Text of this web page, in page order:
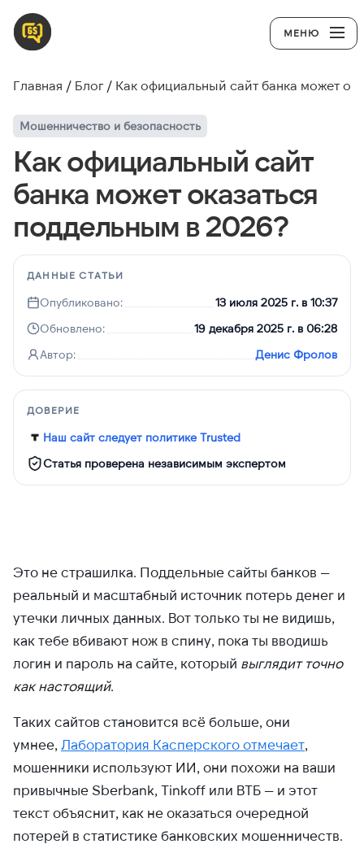
МЕНЮ
Главная Блог Как официальный сайт банка может
Мошенничество и безопасность
Как официальный сайт
банка может оказаться
поддельным в 2026?
ДАННЫЕ СТАТЬИ
Опубликовано:
13 июля 2025 г. в 10:37
Обновлено:
19 декабря 2025 г. в 06:28
Автор:
Денис Фролов
ДОВЕРИЕ
Наш сайт следует политике Trusted
Статья проверена независимым экспертом
Это не страшилка. Поддельные сайты банков —
реальный и масштабный источник потерь денег и
утечки личных данных. Вот только ты не видишь,
как тебе вбивают нож в спину, пока ты вводишь
логин и пароль на сайте, который выглядит точно
как настоящий.
Таких сайтов становится всё больше, они
умнее, Лаборатория Касперского отмечает,
мошенники используют ИИ, они похожи на ваши
привычные Sberbank, Tinkoff или ВТБ — и этот
текст объяснит, как не оказаться очередной
потерей в статистике банковских мошенничеств.